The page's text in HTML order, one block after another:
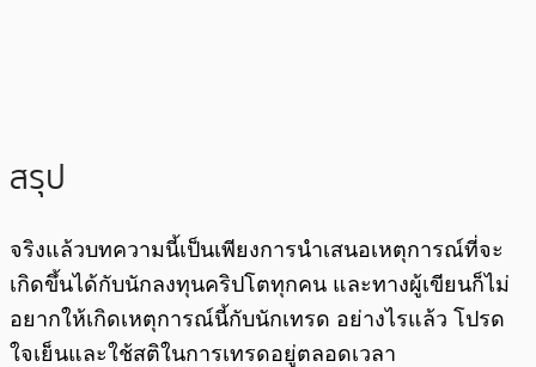
สรุป
จริงแล้วบทความนี้เป็นเพียงการนำเสนอเหตุการณ์ที่จะ
เกิดขึ้นได้กับนักลงทุนคริปโตทุกคน และทางผู้เขียนก็ไม่
อยากให้เกิดเหตุการณ์นี้กับนักเทรด อย่างไรแล้ว โปรด
ใจเย็นและใช้สติในการเทรดอยู่ตลอดเวลา